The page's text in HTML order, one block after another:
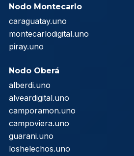
Nodo Montecarlo
caraguatay.uno
montecarlodigital.uno
piray.uno
Nodo Oberá
alberdi.uno
alveardigital.uno
camporamon.uno
campoviera.uno
guarani.uno
loshelechos.uno